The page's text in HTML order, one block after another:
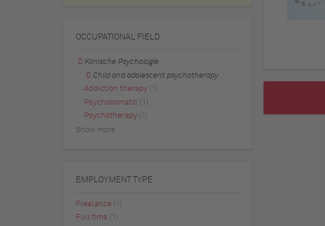
OCCUPATIONAL FIELD
Klinische Psychologie
Child and adolescent psychotherapy
Addiction therapy
(1)
Psychosomatic (1)
Psychotherapy (1)
Show more
EMPLOYMENT TYPE
Freelance (1)
Full time
(1)